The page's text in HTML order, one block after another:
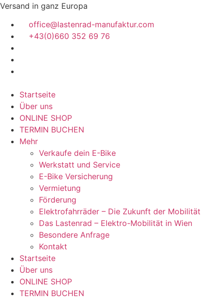
Zum
springen
Versand in ganz Europa
office@lastenrad-manufaktur.com
+43(0)660 352 69 76
Startseite
Über uns
ONLINE SHOP
TERMIN BUCHEN
Mehr
Verkaufe dein E-Bike
Werkstatt und Service
E-Bike Versicherung
Vermietung
Förderung
Elektrofahrräder – Die Zukunft der Mobilität
Das Lastenrad – Elektro-Mobilität in Wien
Besondere Anfrage
Kontakt
Startseite
Über uns
ONLINE SHOP
TERMIN BUCHEN